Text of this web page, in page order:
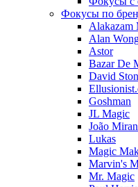
Фокусы по
Alakazam
Alan
Astor
Bazar De
David
Goshman
JL Magic
João
Lukas
Magic
Marvin's
Mr. Magic